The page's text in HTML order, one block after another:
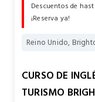
Descuentos de
¡Reserva ya!
Reino Unido,
CURSO DE
TURISMO